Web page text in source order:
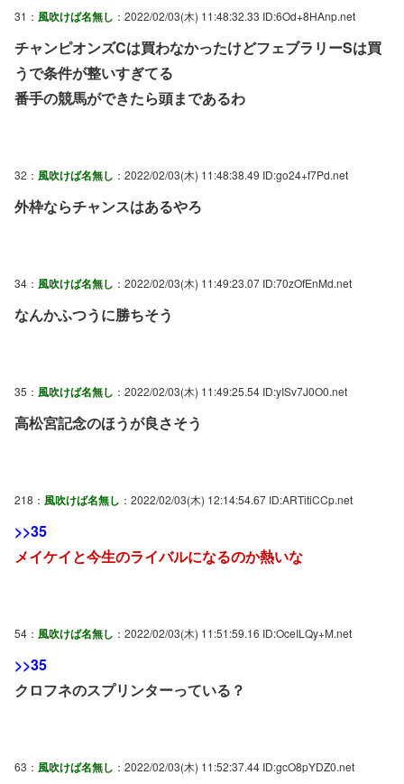
31： 風吹けば名無し ：2022/02/03(木) 11:48:32.33 ID:6Od+8HAnp.net
チャンピオンズCは買わなかったけどフェブラリーSは買
うで条件が整いすぎてる
番手の競馬ができたら頭まであるわ
32： 風吹けば名無し ：2022/02/03(木) 11:48:38.49 ID:go24+f7Pd.net
外枠ならチャンスはあるやろ
34： 風吹けば名無し ：2022/02/03(木) 11:49:23.07 ID:70zOfEnMd.net
なんかふつうに勝ちそう
35： 風吹けば名無し ：2022/02/03(木) 11:49:25.54 ID:yISv7J0O0.net
高松宮記念のほうが良さそう
218： 風吹けば名無し ：2022/02/03(木) 12:14:54.67 ID:ARTitiCCp.net
>>35
メイケイと今生のライバルになるのか熱いな
54： 風吹けば名無し ：2022/02/03(木) 11:51:59.16 ID:OceILQy+M.net
>>35
クロフネのスプリンターっている？
63： 風吹けば名無し ：2022/02/03(木) 11:52:37.44 ID:gcO8pYDZ0.net